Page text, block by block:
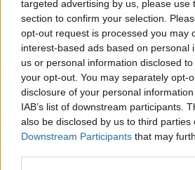
targeted advertising by us, please use
section to confirm your selection.
opt-out request is processed you may
interest-based ads based on personal
us or personal information disclosed
your opt-out. You may separately opt-
disclosure of your personal
IAB’s list of downstream participants.
also be disclosed by us to third parties
Downstream Participants that may
Edellinen artikkeli
Piskuinen Slovenia piti
Tshekkiä pinteessä – NHL-tähti
Dominik Kubalik pelasti maan
Näin